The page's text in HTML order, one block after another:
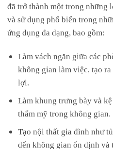
đã trở thành một trong những
và sử dụng phổ biến trong
ứng dụng đa dạng, bao gồm:
Làm vách ngăn giữa các
không gian làm việc, tạo
lợi.
Làm khung trưng bày và
thẩm mỹ trong không gian.
Tạo nội thất gia đình như
đến không gian ổn định và